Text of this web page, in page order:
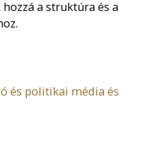
a struktúra és a
és politikai média és